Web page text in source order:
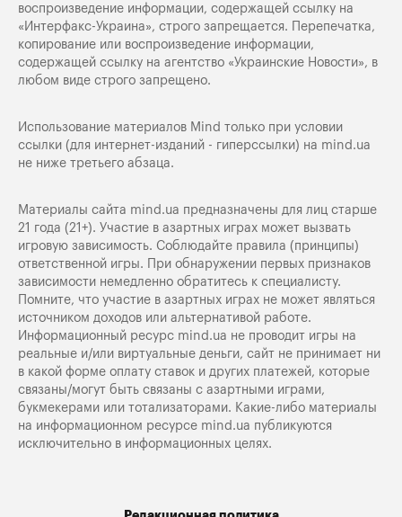
воспроизведение информации, содержащей ссылку на
«Интерфакс-Украина», строго запрещается. Перепечатка,
копирование или воспроизведение информации,
содержащей ссылку на агентство «Украинские Новости», в
любом виде строго запрещено.
Использование материалов Mind только при условии
ссылки (для интернет-изданий - гиперссылки) на mind.ua
не ниже третьего абзаца.
Материалы сайта mind.ua предназначены для лиц старше
21 года (21+). Участие в азартных играх может вызвать
игровую зависимость. Соблюдайте правила (принципы)
ответственной игры. При обнаружении первых признаков
зависимости немедленно обратитесь к специалисту.
Помните, что участие в азартных играх не может являться
источником доходов или альтернативой работе.
Информационный ресурс mind.ua не проводит игры на
реальные и/или виртуальные деньги, сайт не принимает ни
в какой форме оплату ставок и других платежей, которые
связаны/могут быть связаны с азартными играми,
букмекерами или тотализаторами. Какие-либо материалы
на информационном ресурсе mind.ua публикуются
исключительно в информационных целях.